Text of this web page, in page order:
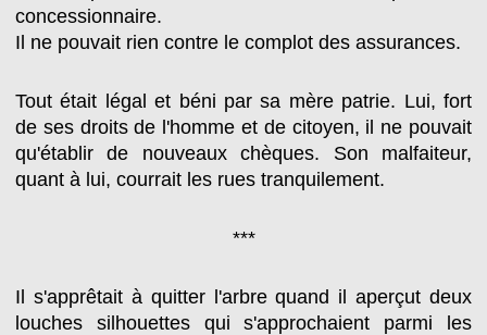
concessionnaire.
Il ne pouvait rien contre le complot des assurances.
Tout était légal et béni par sa mère patrie. Lui, fort
de ses droits de l'homme et de citoyen, il ne pouvait
qu'établir de nouveaux chèques. Son malfaiteur,
quant à lui, courrait les rues tranquilement.
***
Il s'apprêtait à quitter l'arbre quand il aperçut deux
louches silhouettes qui s'approchaient parmi les